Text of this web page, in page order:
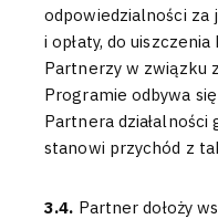
odpowiedzialności
i opłaty, do
Partnerzy w związku
Programie odbywa
Partnera
stanowi przychód z
3.4. Partner dołoży